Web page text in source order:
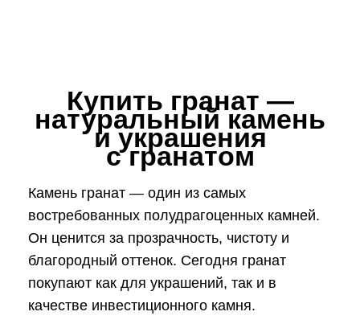
Купить гранат —
натуральный камень
и украшения
с гранатом
Камень гранат — один из самых
востребованных полудрагоценных камней.
Он ценится за прозрачность, чистоту и
благородный оттенок. Сегодня гранат
покупают как для украшений, так и в
качестве инвестиционного камня.